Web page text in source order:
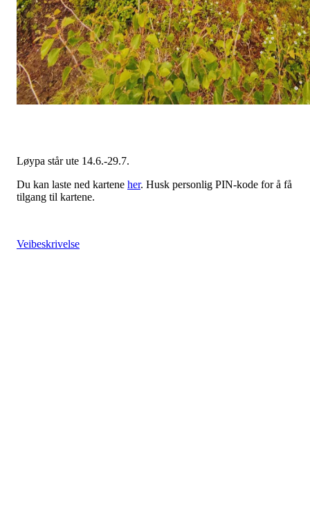
Løypa står ute 14.6.-29.7.
Du kan laste ned kartene her. Husk personlig PIN-kode for å få
tilgang til kartene.
Veibeskrivelse